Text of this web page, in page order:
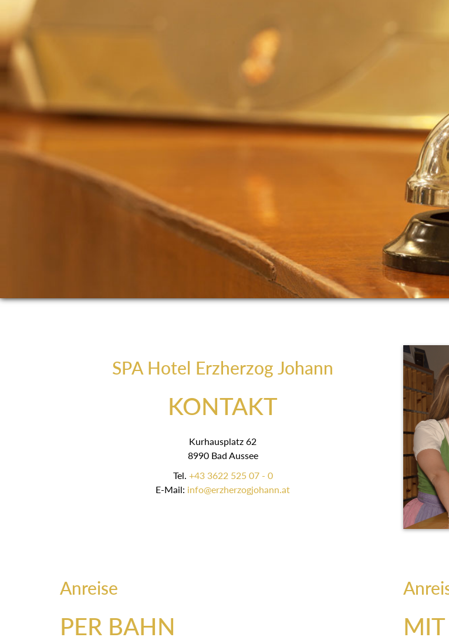
SPA Hotel Erzherzog Johann
KONTAKT
Kurhausplatz 62
8990 Bad Aussee
Tel. +43 3622 525 07 - 0
E-Mail: info@erzherzogjohann.at
Anreise
PER BAHN